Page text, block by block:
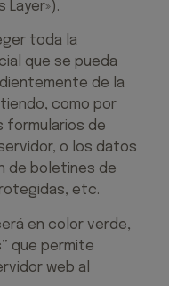
Layer»).
toda la
que se pueda
de la
como por
formularios de
o los datos
de boletines de
etc.
en color verde,
que permite
web al